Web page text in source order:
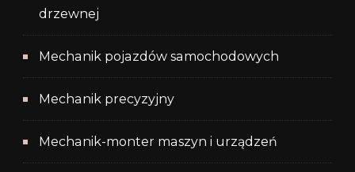
drzewnej
Mechanik pojazdów samochodowych
Mechanik precyzyjny
Mechanik-monter maszyn i urządzeń